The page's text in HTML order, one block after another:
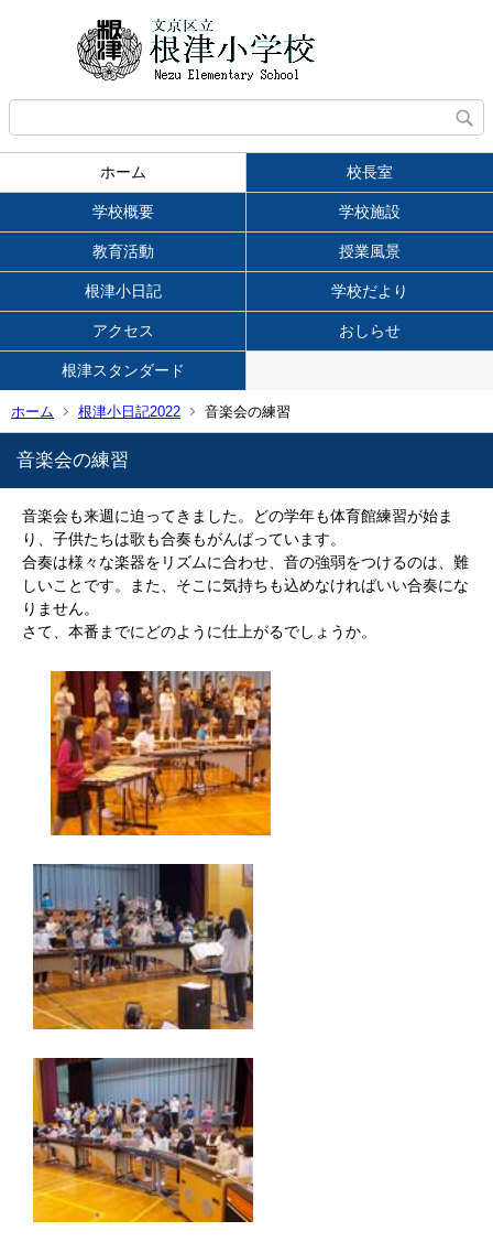
ホーム 校長室
学校概要 学校施設
教育活動 授業風景
根津小日記 学校だより
アクセス おしらせ
根津スタンダード
ホーム 根津小日記2022 音楽会の練習
音楽会の練習
音楽会も来週に迫ってきました。どの学年も体育館練習が始ま
り、子供たちは歌も合奏もがんばっています。
合奏は様々な楽器をリズムに合わせ、音の強弱をつけるのは、難
しいことです。また、そこに気持ちも込めなければいい合奏にな
りません。
さて、本番までにどのように仕上がるでしょうか。